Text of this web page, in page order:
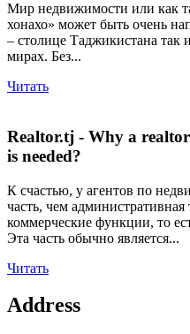
Мир недвижимости или как
хонахо» может быть очень
– столице Таджикистана так
мирах. Без...
Читать
Realtor.tj - Why a
is needed?
К счастью, у агентов по
часть, чем
коммерческие функции, то
Эта часть обычно является...
Читать
Address